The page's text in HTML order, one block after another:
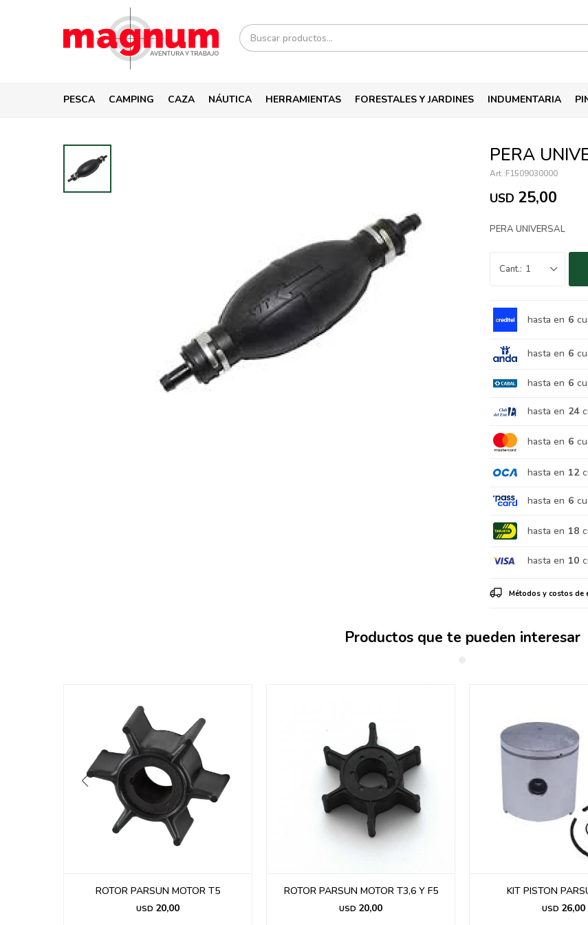
PESCA CAMPING CAZA NÁUTICA HERRAMIENTAS FORESTALES Y JARDINES INDUMENTARIA
PERA
F1509030000
USD 25,00
PERA UNIVERSAL
1
hasta en 6
hasta en 6
hasta en 6
hasta en 24
hasta en 6
hasta en 12
hasta en 6
hasta en 18
hasta en 10
Métodos y costos de
Productos que te pueden interesar
ROTOR PARSUN MOTOR T5
USD 20,00
ROTOR PARSUN MOTOR T3,6 Y F5
USD 20,00
KIT PISTON
USD 26,00